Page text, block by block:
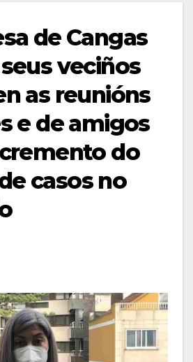
de Cangas
veciños
as reunións
e de amigos
do
casos no